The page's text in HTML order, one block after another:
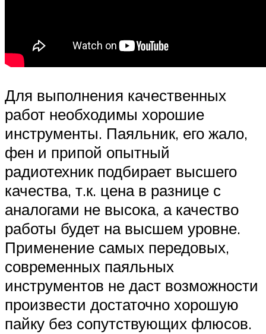
Для выполнения качественных
работ необходимы хорошие
инструменты. Паяльник, его жало,
фен и припой опытный
радиотехник подбирает высшего
качества, т.к. цена в разнице с
аналогами не высока, а качество
работы будет на высшем уровне.
Применение самых передовых,
современных паяльных
инструментов не даст возможности
произвести достаточно хорошую
пайку без сопутствующих флюсов.